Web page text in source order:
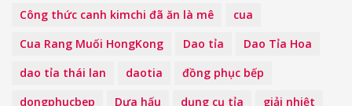
Công thức canh kimchi đã ăn là mê
cua
Cua Rang Muối HongKong
Dao tỉa
Dao Tỉa Hoa
dao tỉa thái lan
daotia
đồng phục bếp
dongphucbep
Dưa hấu dụng cụ tỉa
giải nhiệt